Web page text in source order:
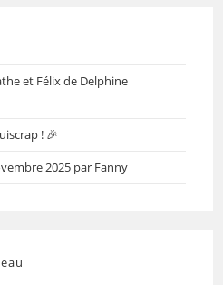
et Félix de Delphine
! 🎉
2025 par Fanny